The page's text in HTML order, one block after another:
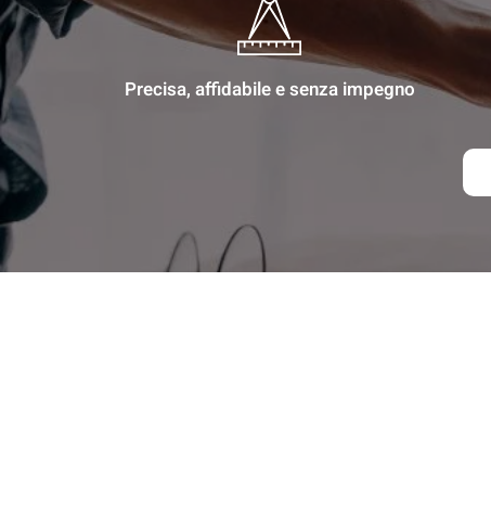
Precisa, affidabile e senza impegno